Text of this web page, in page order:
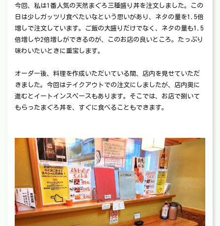
今回、私は1番人気の天然まぐろ三種盛り丼を注文しました。この
日は少しガッツリ食べたいなという思いがあり、ネタの量を1.5倍
増しで注文しています。ご飯の大盛りだけでなく、ネタの量も1.5
倍増しや2倍増しができるのが、このお店の良いところ。たっぷり
味わいたいときに重宝します。
オーダー後、料理を作成いただいている間、店内を見せていただ
きました。今回はテイクアウトでの注文にしましたが、店内奥に
進むとイートインスペースもあります。そこでは、お店で捌いて
もらったまぐろ丼を、すぐに食べることもできます。